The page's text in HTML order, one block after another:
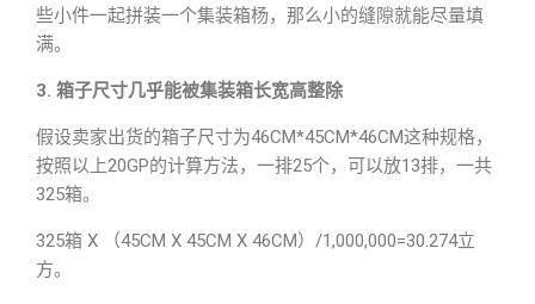
些小件一起拼装一个集装箱杨，那么小的缝隙就能尽量填
满。
3. 箱子尺寸几乎能被集装箱长宽高整除
假设卖家出货的箱子尺寸为46CM*45CM*46CM这种规格，
按照以上20GP的计算方法，一排25个，可以放13排，一共
325箱。
325箱 X （45CM X 45CM X 46CM）/1,000,000=30.274立
方。